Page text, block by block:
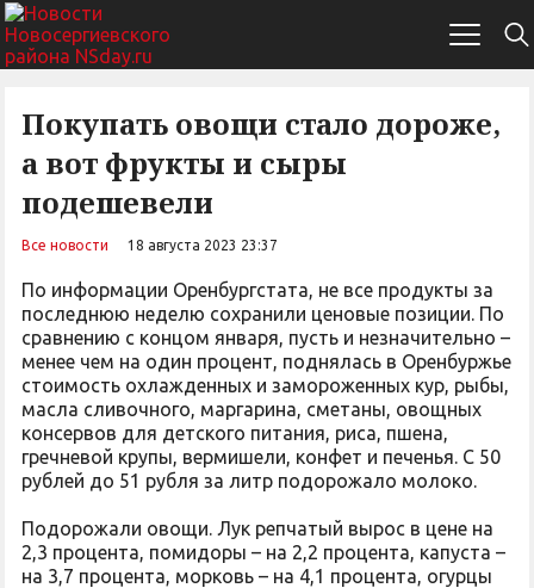
Покупать овощи стало дороже,
а вот фрукты и сыры
подешевели
Все новости 18 августа 2023 23:37
По информации Оренбургстата, не все продукты за
последнюю неделю сохранили ценовые позиции. По
сравнению с концом января, пусть и незначительно –
менее чем на один процент, поднялась в Оренбуржье
стоимость охлажденных и замороженных кур, рыбы,
масла сливочного, маргарина, сметаны, овощных
консервов для детского питания, риса, пшена,
гречневой крупы, вермишели, конфет и печенья. С 50
рублей до 51 рубля за литр подорожало молоко.
Подорожали овощи. Лук репчатый вырос в цене на
2,3 процента, помидоры – на 2,2 процента, капуста –
на 3,7 процента, морковь – на 4,1 процента, огурцы